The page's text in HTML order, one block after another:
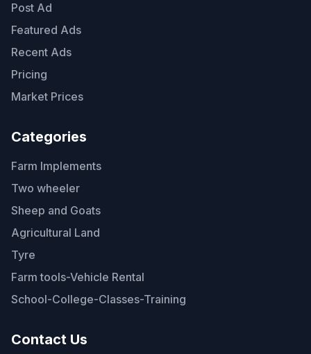
Post Ad
Featured Ads
Recent Ads
Pricing
Market Prices
Categories
Farm Implements
Two wheeler
Sheep and Goats
Agricultural Land
Tyre
Farm tools-Vehicle Rental
School-College-Classes-Training
Contact Us